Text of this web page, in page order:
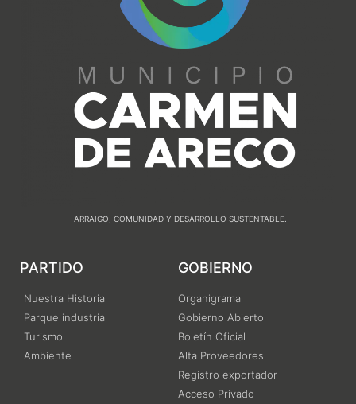
ARRAIGO, COMUNIDAD Y DESARROLLO SUSTENTABLE.
PARTIDO
Nuestra Historia
Parque industrial
Turismo
Ambiente
GOBIERNO
Organigrama
Gobierno Abierto
Boletín Oficial
Alta Proveedores
Registro exportador
Acceso Privado